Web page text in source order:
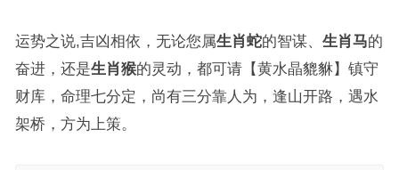
运势之说,吉凶相依，无论您属生肖蛇的智谋、 生肖马的
奋进，还是生肖猴的灵动，都可请【黄水晶貔貅】镇守
财库，命理七分定，尚有三分靠人为，逢山开路，遇水
架桥，方为上策。